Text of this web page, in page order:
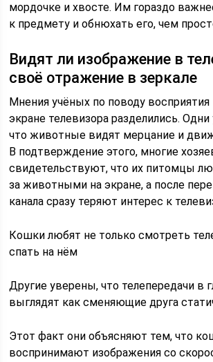
мордочке и хвосте. Им гораздо
к предмету и обнюхать его, чем
Видят ли изображение в
своё отражение в зеркале
Мнения учёных по поводу
экране телевизора разделились.
что животные видят мерцание и
В подтверждение этого, многие
свидетельствуют, что их питомцы
за животными на экране, а после
канала сразу теряют интерес к
Кошки любят не только смотреть
спать на нём
Другие уверены, что телепередачи в
выглядят как сменяющие друга
Этот факт они объясняют тем, что
воспринимают изображения со